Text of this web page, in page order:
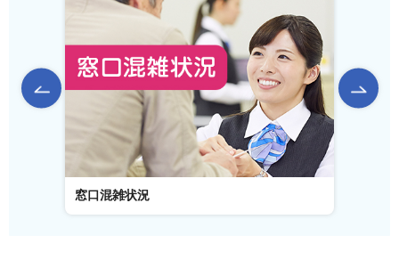
前のスライドを表示
窓口混雑状況